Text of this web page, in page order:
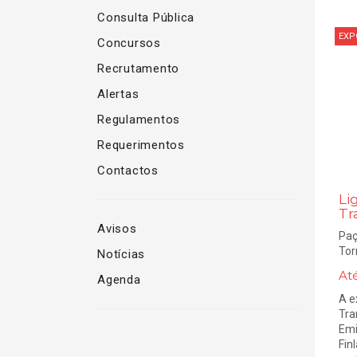
Consulta Pública
Concursos
Recrutamento
Alertas
Regulamentos
Requerimentos
Contactos
Avisos
Notícias
Agenda
A